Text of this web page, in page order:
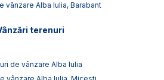
vânzare Alba Iulia, Barabant
terenuri
de vânzare Alba Iulia